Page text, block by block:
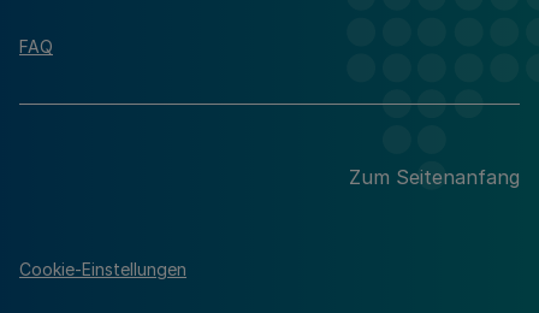
FAQ
Zum Seitenanfang
Cookie-Einstellungen